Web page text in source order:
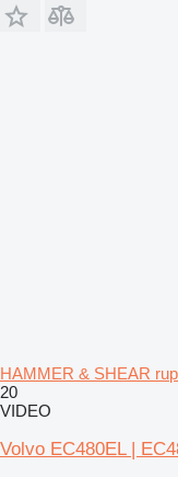
HAMMER & SHEAR
20
VIDEO
Volvo EC480EL |